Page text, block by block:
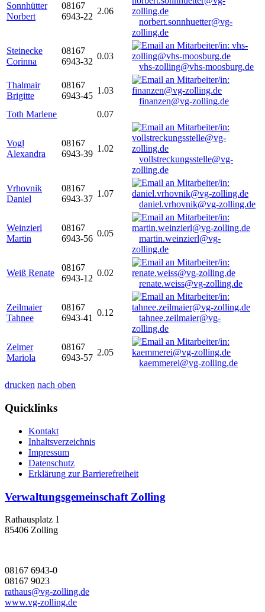
Sonnhütter
Norbert
08167
6943-22
2.06
norbert.sonnhuetter@vg-
zolling.de
Steinecke
Corinna
08167
6943-32
0.03
vhs-zolling@vhs-moosburg.de
Thalmair
Brigitte
08167
6943-45
1.03
finanzen@vg-zolling.de
Toth Marlene
0.07
Vogl
Alexandra
08167
6943-39
1.02
vollstreckungsstelle@vg-
zolling.de
Vrhovnik
Daniel
08167
6943-37
1.07
daniel.vrhovnik@vg-zolling.de
Weinzierl
Martin
08167
6943-56
0.05
martin.weinzierl@vg-
zolling.de
Weiß Renate
08167
6943-12
0.02
renate.weiss@vg-zolling.de
Zeilmaier
Tahnee
08167
6943-41
0.12
tahnee.zeilmaier@vg-
zolling.de
Zelmer
Mariola
08167
6943-57
2.05
kaemmerei@vg-zolling.de
drucken nach oben
Quicklinks
Kontakt
Inhaltsverzeichnis
Impressum
Datenschutz
Erklärung zur Barrierefreiheit
Verwaltungsgemeinschaft Zolling
Rathausplatz 1
85406 Zolling
08167 6943-0
08167 9023
rathaus@vg-zolling.de
www.vg-zolling.de